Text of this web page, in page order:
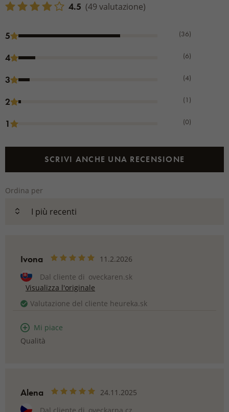
4.5 (49 valutazione)
5 (36)
4 (6)
3 (4)
2 (1)
1 (0)
SCRIVI ANCHE UNA RECENSIONE
Ordina per
Ivona
11.2.2026
Dal cliente di oveckaren.sk
Visualizza l'originale
Valutazione del cliente heureka.sk
Mi piace
Qualità
Alena
24.11.2025
Dal cliente di oveckarna.cz